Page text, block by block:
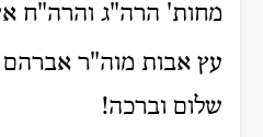
מחות' הרה"ג והרה"ח
עץ אבות מוה"ר אברהם
שלום וברכה!